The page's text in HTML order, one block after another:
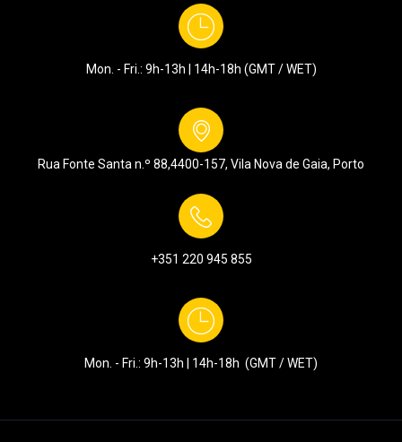
Mon. - Fri.: 9h-13h | 14h-18h (GMT / WET)
Rua Fonte Santa n.º 88,4400-157, Vila Nova de Gaia, Porto
+351 220 945 855
Mon. - Fri.: 9h-13h | 14h-18h (GMT / WET)